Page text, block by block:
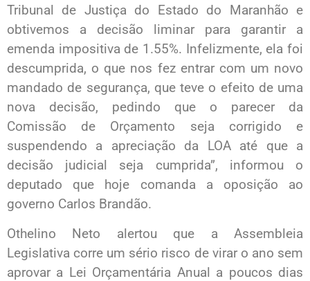
Tribunal de Justiça do Estado do Maranhão e
obtivemos a decisão liminar para garantir a
emenda impositiva de 1.55%. Infelizmente, ela foi
descumprida, o que nos fez entrar com um novo
mandado de segurança, que teve o efeito de uma
nova decisão, pedindo que o parecer da
Comissão de Orçamento seja corrigido e
suspendendo a apreciação da LOA até que a
decisão judicial seja cumprida”, informou o
deputado que hoje comanda a oposição ao
governo Carlos Brandão.
Othelino Neto alertou que a Assembleia
Legislativa corre um sério risco de virar o ano sem
aprovar a Lei Orçamentária Anual a poucos dias